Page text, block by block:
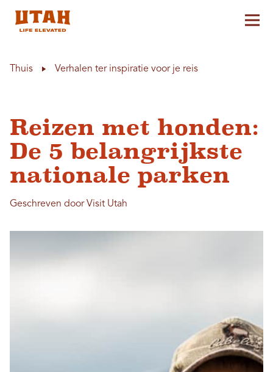
Thuis Verhalen ter inspiratie voor je reis
Reizen met honden:
De 5 belangrijkste
nationale parken
Geschreven door Visit Utah